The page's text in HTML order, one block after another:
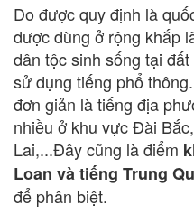
Do được quy định là
được dùng ở rộng khắp
dân tộc sinh sống tại
sử dụng tiếng phổ
đơn giản là tiếng địa
nhiều ở khu vực Đài
Lai,...Đây cũng là điểm
Loan và tiếng Trung
để phân biệt.